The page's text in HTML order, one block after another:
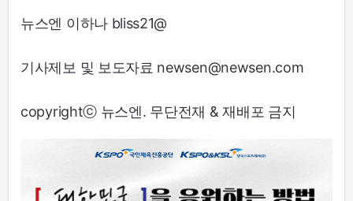
뉴스엔 이하나 bliss21@
기사제보 및 보도자료 newsen@newsen.com
copyrightⓒ 뉴스엔. 무단전재 & 재배포 금지